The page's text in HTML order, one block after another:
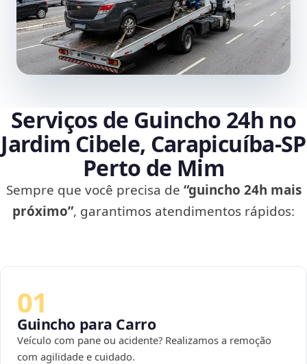
Serviços de Guincho 24h no
Jardim Cibele, Carapicuíba‑SP
Perto de Mim
Sempre que você precisa de “guincho 24h mais
próximo”, garantimos atendimentos rápidos:
01
Guincho para Carro
Veículo com pane ou acidente? Realizamos a remoção
com agilidade e cuidado.